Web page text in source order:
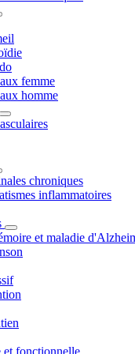
femme
homme
chroniques
inflammatoires
et maladie
fonctionnelle